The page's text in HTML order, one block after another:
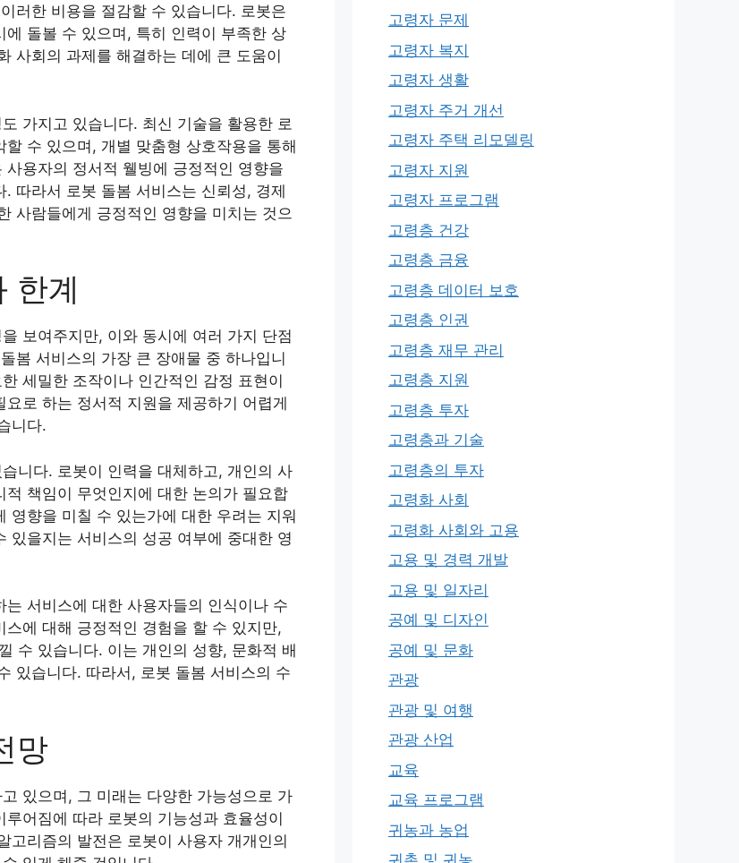
러한 비용을 절감할 수 있습니다. 로봇은
돌볼 수 있으며, 특히 인력이 부족한 상
사회의 과제를 해결하는 데에 큰 도움이
가지고 있습니다. 최신 기술을 활용한 로
수 있으며, 개별 맞춤형 상호작용을 통해
용자의 정서적 웰빙에 긍정적인 영향을
따라서 로봇 돌봄 서비스는 신뢰성, 경제
사람들에게 긍정적인 영향을 미치는 것으
한계
보여주지만, 이와 동시에 여러 가지 단점
봄 서비스의 가장 큰 장애물 중 하나입니
세밀한 조작이나 인간적인 감정 표현이
로 하는 정서적 지원을 제공하기 어렵게
니다.
니다. 로봇이 인력을 대체하고, 개인의 사
책임이 무엇인지에 대한 논의가 필요합
영향을 미칠 수 있는가에 대한 우려는 지워
있을지는 서비스의 성공 여부에 중대한 영
서비스에 대한 사용자들의 인식이나 수
에 대해 긍정적인 경험을 할 수 있지만,
수 있습니다. 이는 개인의 성향, 문화적 배
있습니다. 따라서, 로봇 돌봄 서비스의 수
망
있으며, 그 미래는 다양한 가능성으로 가
어짐에 따라 로봇의 기능성과 효율성이
고리즘의 발전은 로봇이 사용자 개개인의
고령자 문제
고령자 복지
고령자 생활
고령자 주거 개선
고령자 주택 리모델링
고령자 지원
고령자 프로그램
고령층 건강
고령층 금융
고령층 데이터 보호
고령층 인권
고령층 재무 관리
고령층 지원
고령층 투자
고령층과 기술
고령층의 투자
고령화 사회
고령화 사회와 고용
고용 및 경력 개발
고용 및 일자리
공예 및 디자인
공예 및 문화
관광
관광 및 여행
관광 산업
교육
교육 프로그램
귀농과 농업
귀촌 및 귀농